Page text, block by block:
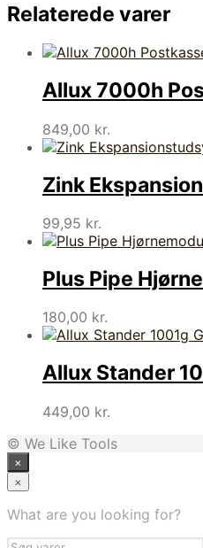
Relaterede varer
Allux 7000h
849,00 kr.
Zink
99,95 kr.
Plus Pipe
180,00 kr.
Allux Stander
449,00 kr.
© We Like Tools
×
×
What are you looking for?